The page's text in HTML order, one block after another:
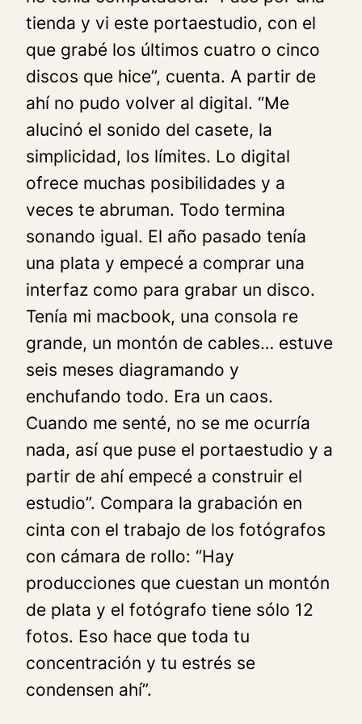
tienda y vi este portaestudio, con el
que grabé los últimos cuatro o cinco
discos que hice”, cuenta. A partir de
ahí no pudo volver al digital. “Me
alucinó el sonido del casete, la
simplicidad, los límites. Lo digital
ofrece muchas posibilidades y a
veces te abruman. Todo termina
sonando igual. El año pasado tenía
una plata y empecé a comprar una
interfaz como para grabar un disco.
Tenía mi macbook, una consola re
grande, un montón de cables… estuve
seis meses diagramando y
enchufando todo. Era un caos.
Cuando me senté, no se me ocurría
nada, así que puse el portaestudio y a
partir de ahí empecé a construir el
estudio”. Compara la grabación en
cinta con el trabajo de los fotógrafos
con cámara de rollo: “Hay
producciones que cuestan un montón
de plata y el fotógrafo tiene sólo 12
fotos. Eso hace que toda tu
concentración y tu estrés se
condensen ahí”.